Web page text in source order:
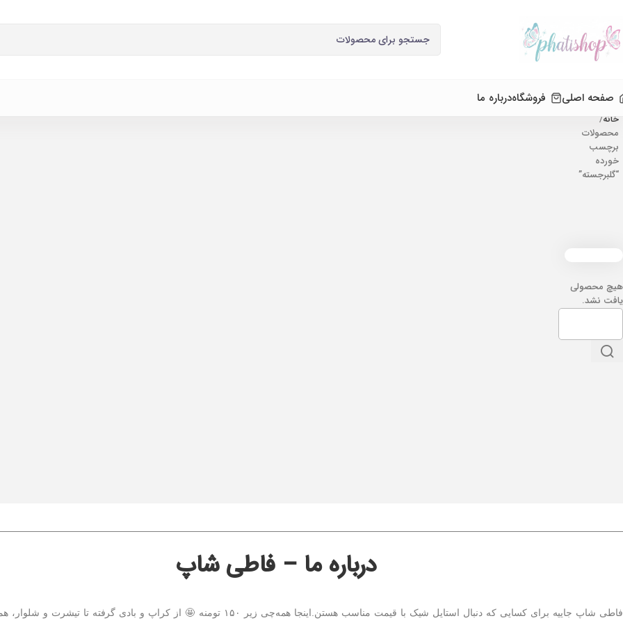
صفحه اصلی فروشگاهدرباره ما
خانه
محصولات
برچسب
خورده
“گلبرجسته”
هیچ محصولی
یافت نشد.
درباره ما – فاطی شاپ
فاطی شاپ جاییه برای کسایی که دنبال استایل شیک با قیمت مناسب هستن.اینجا همه‌چی زیر ۱۵۰ تومنه 🤩 از کراپ و بادی